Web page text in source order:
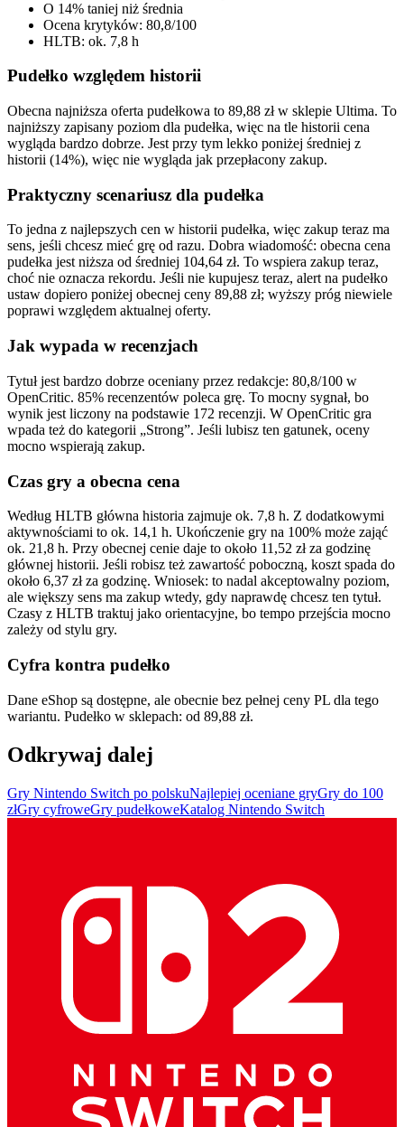
O 14% taniej niż średnia
Ocena krytyków: 80,8/100
HLTB: ok. 7,8 h
Pudełko względem historii
Obecna najniższa oferta pudełkowa to 89,88 zł w sklepie Ultima. To
najniższy zapisany poziom dla pudełka, więc na tle historii cena
wygląda bardzo dobrze. Jest przy tym lekko poniżej średniej z
historii (14%), więc nie wygląda jak przepłacony zakup.
Praktyczny scenariusz dla pudełka
To jedna z najlepszych cen w historii pudełka, więc zakup teraz ma
sens, jeśli chcesz mieć grę od razu. Dobra wiadomość: obecna cena
pudełka jest niższa od średniej 104,64 zł. To wspiera zakup teraz,
choć nie oznacza rekordu. Jeśli nie kupujesz teraz, alert na pudełko
ustaw dopiero poniżej obecnej ceny 89,88 zł; wyższy próg niewiele
poprawi względem aktualnej oferty.
Jak wypada w recenzjach
Tytuł jest bardzo dobrze oceniany przez redakcje: 80,8/100 w
OpenCritic. 85% recenzentów poleca grę. To mocny sygnał, bo
wynik jest liczony na podstawie 172 recenzji. W OpenCritic gra
wpada też do kategorii „Strong”. Jeśli lubisz ten gatunek, oceny
mocno wspierają zakup.
Czas gry a obecna cena
Według HLTB główna historia zajmuje ok. 7,8 h. Z dodatkowymi
aktywnościami to ok. 14,1 h. Ukończenie gry na 100% może zająć
ok. 21,8 h. Przy obecnej cenie daje to około 11,52 zł za godzinę
głównej historii. Jeśli robisz też zawartość poboczną, koszt spada do
około 6,37 zł za godzinę. Wniosek: to nadal akceptowalny poziom,
ale większy sens ma zakup wtedy, gdy naprawdę chcesz ten tytuł.
Czasy z HLTB traktuj jako orientacyjne, bo tempo przejścia mocno
zależy od stylu gry.
Cyfra kontra pudełko
Dane eShop są dostępne, ale obecnie bez pełnej ceny PL dla tego
wariantu. Pudełko w sklepach: od 89,88 zł.
Odkrywaj dalej
Gry Nintendo Switch po polskuNajlepiej oceniane gryGry do 100
złGry cyfroweGry pudełkoweKatalog Nintendo Switch